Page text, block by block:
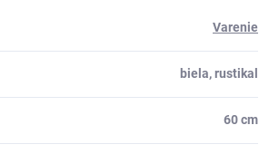
Varenie
biela, rustikal
60 cm